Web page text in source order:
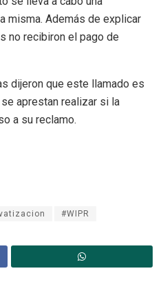
misma. Además de explicar
no recibiron el pago de
dijeron que este llamado es
aprestan realizar si la
a su reclamo.
#WIPR